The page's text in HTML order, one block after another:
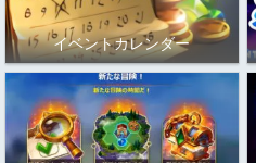
イベントカレンダー